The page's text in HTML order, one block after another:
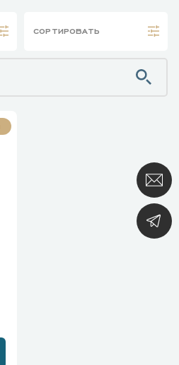
СОРТИРОВАТЬ